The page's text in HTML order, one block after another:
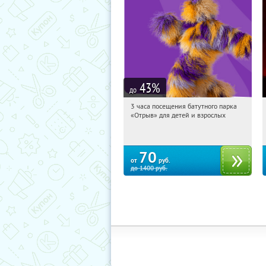
до 43%
08:51:34 Купили:202
3 часа посещения батутного парка
«Отрыв» для детей и взрослых
от 70 руб.
до1400руб.